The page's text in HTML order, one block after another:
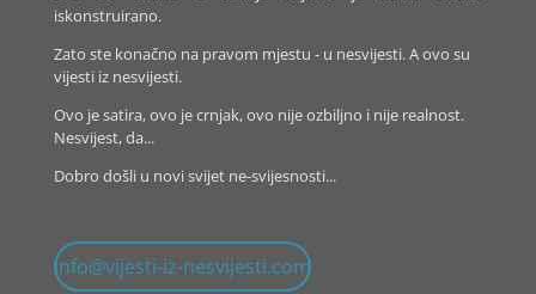
iskonstruirano.
Zato ste konačno na pravom mjestu - u nesvijesti. A ovo su
vijesti iz nesvijesti.
Ovo je satira, ovo je crnjak, ovo nije ozbiljno i nije realnost.
Nesvijest, da...
Dobro došli u novi svijet ne-svijesnosti...
info@vijesti-iz-nesvijesti.com